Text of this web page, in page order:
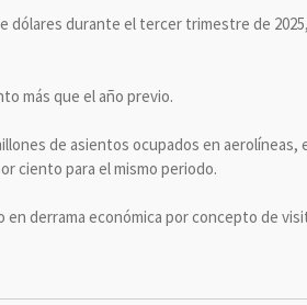
dólares durante el tercer trimestre de
más que el año previo.
de asientos ocupados en aerolíneas,
ciento para el mismo periodo.
en derrama económica por concepto de